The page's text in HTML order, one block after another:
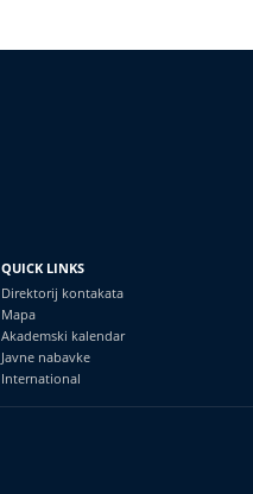
QUICK LINKS
Direktorij kontakata
Mapa
Akademski kalendar
Javne nabavke
International